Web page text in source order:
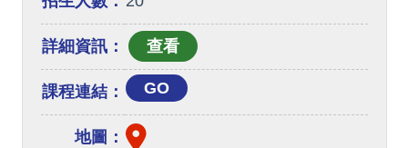
詳細資訊：
課程連結： GO
地圖：